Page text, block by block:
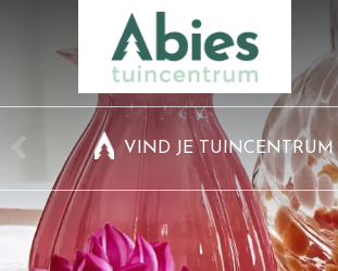
VIND JE TUINCENTRUM